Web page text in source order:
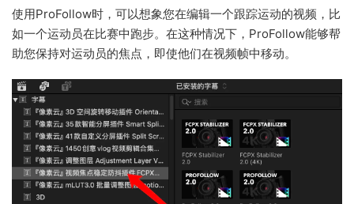
使用ProFollow时，可以想象您在编辑一个跟踪运动的视频，比
如一个运动员在比赛中跑步。在这种情况下，ProFollow能够帮
助您保持对运动员的焦点，即使他们在视频帧中移动。